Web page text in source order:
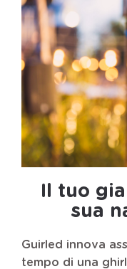
Il tuo
sua
Guirled innova
tempo di una